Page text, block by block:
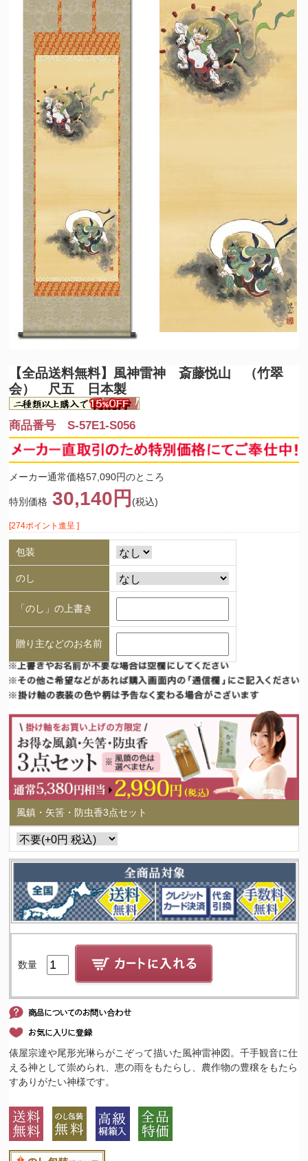
【全品送料無料】 風神雷神 斎藤悦山 （竹翠
会） 尺五 日本製
商品番号 S-57E1-S056
メーカー通常価格57,090円のところ
特別価格 30,140円 (税込)
[274ポイント進呈 ]
包装
のし
「のし」の上書き
贈り主などのお名前
風鎮・矢筈・防虫香3点セット
数量
俵屋宗達や尾形光琳らがこぞって描いた風神雷神図。千手観音に仕
える神として崇められ、恵の雨をもたらし、農作物の豊穣をもたら
すありがたい神様です。